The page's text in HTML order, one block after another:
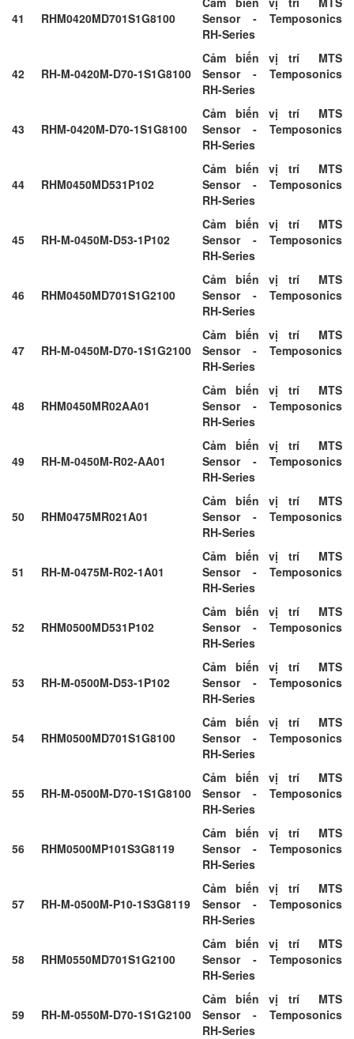
41 RHM0420MD701S1G8100
Sensor - Temposonics
RH-Series
42 RH-M-0420M-D70-1S1G8100
Cảm biến vị trí MTS
Sensor - Temposonics
RH-Series
43 RHM-0420M-D70-1S1G8100
Cảm biến vị trí MTS
Sensor - Temposonics
RH-Series
44 RHM0450MD531P102
Cảm biến vị trí MTS
Sensor - Temposonics
RH-Series
45 RH-M-0450M-D53-1P102
Cảm biến vị trí MTS
Sensor - Temposonics
RH-Series
46 RHM0450MD701S1G2100
Cảm biến vị trí MTS
Sensor - Temposonics
RH-Series
47 RH-M-0450M-D70-1S1G2100
Cảm biến vị trí MTS
Sensor - Temposonics
RH-Series
48 RHM0450MR02AA01
Cảm biến vị trí MTS
Sensor - Temposonics
RH-Series
49 RH-M-0450M-R02-AA01
Cảm biến vị trí MTS
Sensor - Temposonics
RH-Series
50 RHM0475MR021A01
Cảm biến vị trí MTS
Sensor - Temposonics
RH-Series
51 RH-M-0475M-R02-1A01
Cảm biến vị trí MTS
Sensor - Temposonics
RH-Series
52 RHM0500MD531P102
Cảm biến vị trí MTS
Sensor - Temposonics
RH-Series
53 RH-M-0500M-D53-1P102
Cảm biến vị trí MTS
Sensor - Temposonics
RH-Series
54 RHM0500MD701S1G8100
Cảm biến vị trí MTS
Sensor - Temposonics
RH-Series
55 RH-M-0500M-D70-1S1G8100
Cảm biến vị trí MTS
Sensor - Temposonics
RH-Series
56 RHM0500MP101S3G8119
Cảm biến vị trí MTS
Sensor - Temposonics
RH-Series
57 RH-M-0500M-P10-1S3G8119
Cảm biến vị trí MTS
Sensor - Temposonics
RH-Series
58 RHM0550MD701S1G2100
Cảm biến vị trí MTS
Sensor - Temposonics
RH-Series
59 RH-M-0550M-D70-1S1G2100
Cảm biến vị trí MTS
Sensor - Temposonics
RH-Series